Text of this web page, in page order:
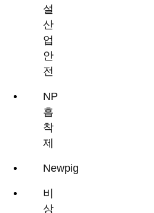
설
산
업
안
전
NP
흡
착
제
Newpig
비
상